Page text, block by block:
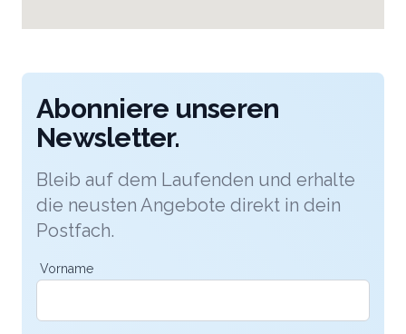
Abonniere unseren
Newsletter.
Bleib auf dem Laufenden und erhalte
die neusten Angebote direkt in dein
Postfach.
Vorname